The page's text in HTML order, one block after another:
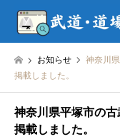
お知らせ
神奈川
掲載しました。
神奈川県平塚市の
掲載しました。